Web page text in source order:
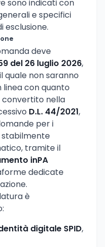
sono indicati con
e specifici
esclusione.
deve
del 26 luglio 2026,
non saranno
con quanto
convertito nella
D.L. 44/2021,
per i
stabilmente
tramite il
inPA
dedicate
è
digitale SPID,